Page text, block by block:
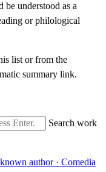
be understood as a
or philological
list or from the
summary link.
Search work
author · Comedia